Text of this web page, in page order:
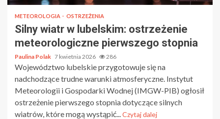
METEOROLOGIA OSTRZEŻENIA
Silny wiatr w lubelskim: ostrzeżenie
meteorologiczne pierwszego stopnia
Paulina Polak 7 kwietnia 2026 286
Województwo lubelskie przygotowuje się na
nadchodzące trudne warunki atmosferyczne. Instytut
Meteorologii i Gospodarki Wodnej (IMGW-PIB) ogłosił
ostrzeżenie pierwszego stopnia dotyczące silnych
wiatrów, które mogą wystąpić...Czytaj dalej